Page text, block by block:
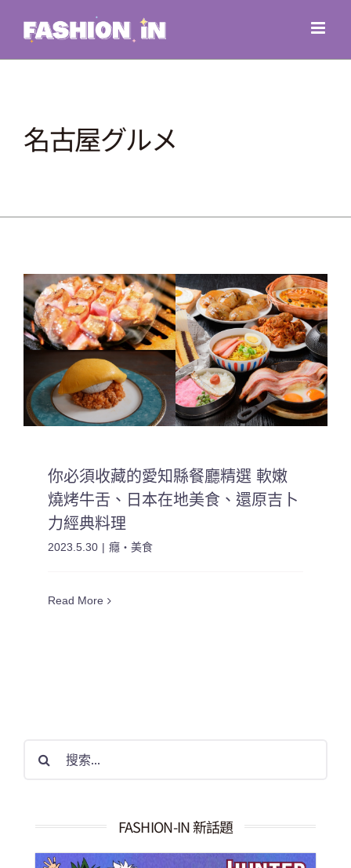
content
名古屋グルメ
你必須收藏的愛知縣餐廳精選 軟嫩
燒烤牛舌、日本在地美食、還原吉卜
力經典料理
2023.5.30 | 癮・美食
Read More
果：
FASHION-IN 新話題